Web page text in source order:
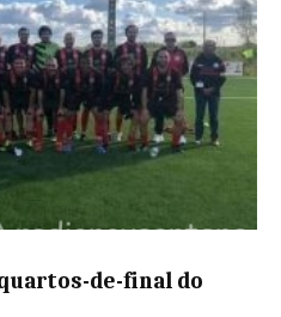
de-final do